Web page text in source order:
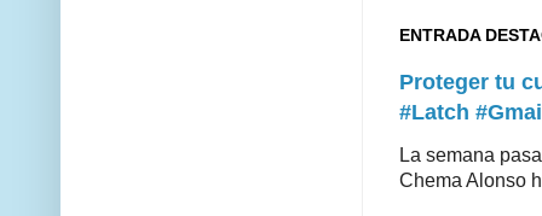
ENTRADA
Proteger tu
#Latch
La semana
Chema Alonso